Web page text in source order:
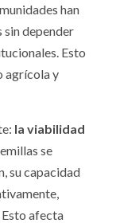
han
sin depender
Esto
agrícola y
la viabilidad
se
su capacidad
Esto afecta